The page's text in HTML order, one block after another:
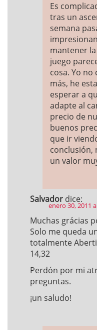
Es
tras un
semana
mantener
juego
cosa. Yo
más, he
esperar a
adapte al
precio de
buenos
que ir
conclusión,
un valor
Salvador dice:
enero 30, 2011
Muchas grácias
Solo me queda
totalmente
14,32
Perdón por mi
preguntas.
¡un saludo!